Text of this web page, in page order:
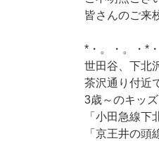
皆さんのご来
*・。・。・*
世田谷、下北
茶沢通り付近
3歳～のキッ
「小田急線下
「京王井の